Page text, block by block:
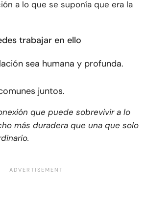
a lo que se suponía que era la
trabajar en ello
sea humana y profunda.
juntos.
que puede sobrevivir a lo
más duradera que una que solo